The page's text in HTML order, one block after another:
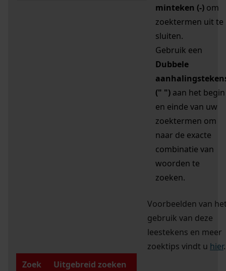
minteken (-) om
zoektermen uit te
sluiten.
Gebruik een
Dubbele
(" ") aan het begin
en einde van uw
zoektermen om
naar de exacte
combinatie van
woorden te
zoeken.
Voorbeelden van
gebruik van deze
leestekens en meer
zoektips vindt u hier.
Zoek
Uitgebreid zoeken